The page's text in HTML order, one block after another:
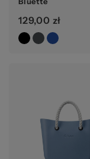
129,00 zł